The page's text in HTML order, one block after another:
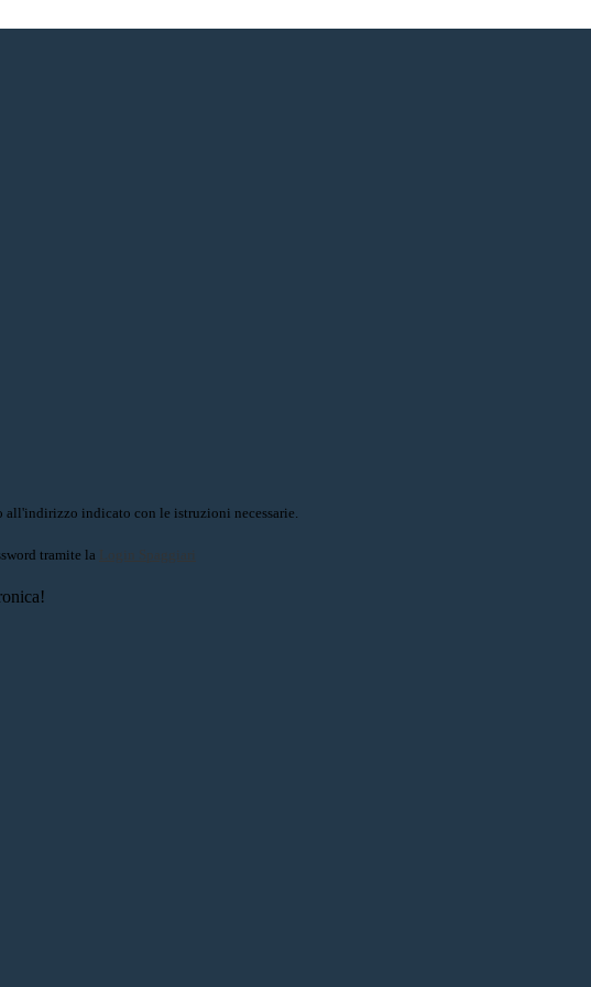
all'indirizzo indicato con le istruzioni necessarie.
tramite la Login Spaggiari